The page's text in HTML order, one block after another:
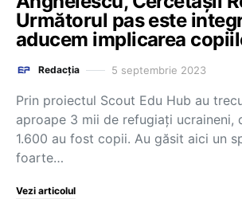
Următorul pas este
aducem implicarea
Redacția 5 septembrie 2023
Prin proiectul Scout Edu Hub au
aproape 3 mii de refugiați ucraineni,
1.600 au fost copii. Au găsit aici un
foarte…
Vezi articolul